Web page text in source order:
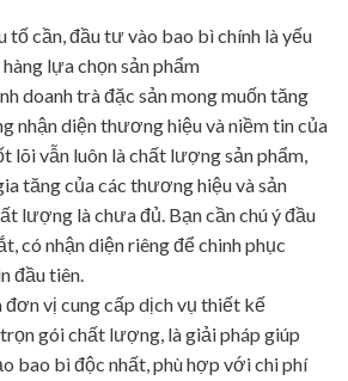
tố cần, đầu tư vào bao bì chính là yếu
lựa chọn sản phẩm
doanh trà đặc sản mong muốn tăng
nhận diện thương hiệu và niềm tin của
lõi vẫn luôn là chất lượng sản phẩm,
tăng của các thương hiệu và sản
lượng là chưa đủ. Bạn cần chú ý đầu
có nhận diện riêng để chinh phục
đầu tiên.
vị cung cấp dịch vụ thiết kế
gói chất lượng, là giải pháp giúp
bao bì độc nhất, phù hợp với chi phí